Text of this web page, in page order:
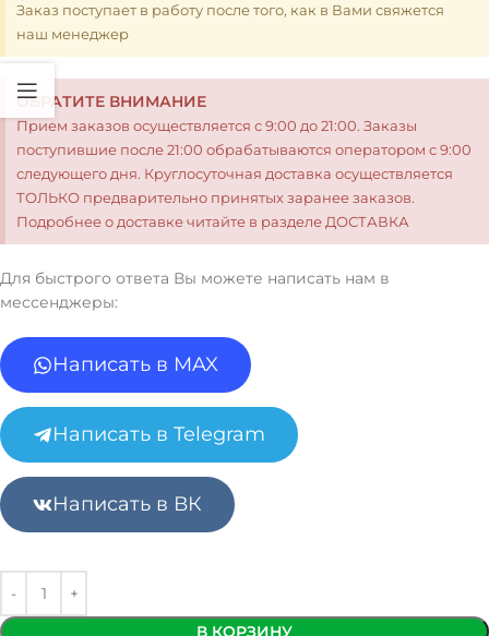
Заказ поступает в работу после того, как в Вами свяжется
наш менеджер
ОБРАТИТЕ ВНИМАНИЕ
Прием заказов осуществляется с 9:00 до 21:00. Заказы
поступившие после 21:00 обрабатываются оператором с 9:00
следующего дня. Круглосуточная доставка осуществляется
ТОЛЬКО предварительно принятых заранее заказов.
Подробнее о доставке читайте в разделе ДОСТАВКА
Для быстрого ответа Вы можете написать нам в
мессенджеры:
Написать в MAX
Написать в Telegram
Написать в ВК
В КОРЗИНУ